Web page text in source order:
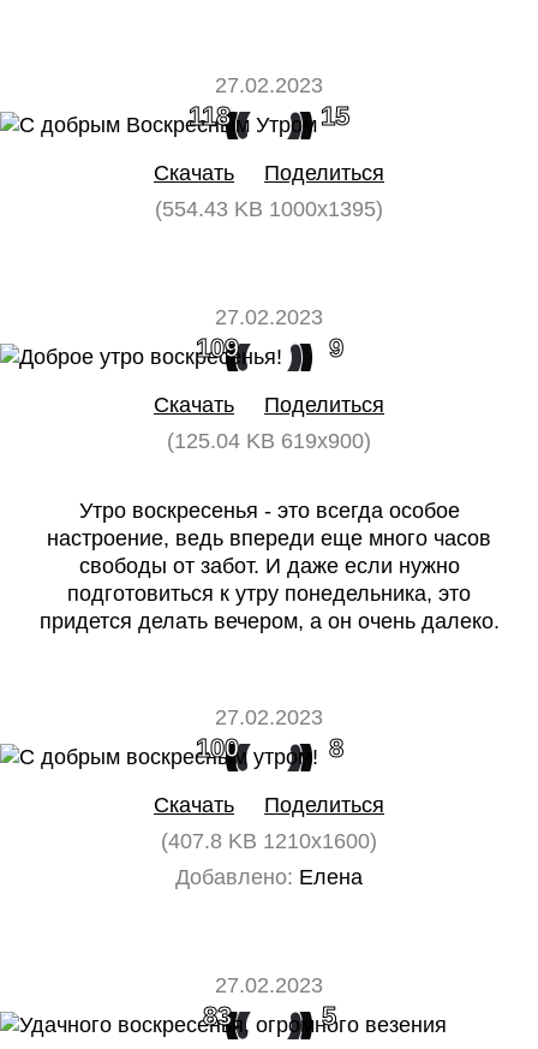
27.02.2023
118 15
Скачать
Поделиться
(554.43 KB 1000x1395)
27.02.2023
109 9
Скачать
Поделиться
(125.04 KB 619x900)
Утро воскресенья - это всегда особое
настроение, ведь впереди еще много часов
свободы от забот. И даже если нужно
подготовиться к утру понедельника, это
придется делать вечером, а он очень далеко.
27.02.2023
100 8
Скачать
Поделиться
(407.8 KB 1210x1600)
Добавлено: Елена
27.02.2023
83 5